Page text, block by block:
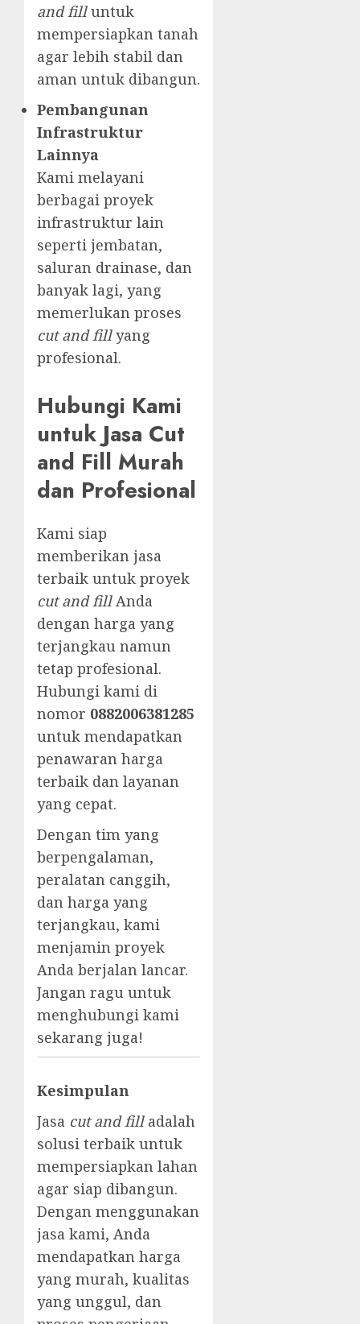
and filluntuk
mempersiapkan tanah
agar lebih stabil dan
aman untuk dibangun.
Pembangunan
Infrastruktur
Lainnya
Kami melayani
berbagai proyek
infrastruktur lain
seperti jembatan,
saluran drainase, dan
banyak lagi, yang
memerlukan proses
cut and fillyang
profesional.
Hubungi Kami
untuk Jasa Cut
and Fill Murah
dan Profesional
Kami siap
memberikan jasa
terbaik untuk proyek
cut and fillAnda
dengan harga yang
terjangkau namun
tetap profesional.
Hubungi kami di
nomor 0882006381285
untuk mendapatkan
penawaran harga
terbaik dan layanan
yang cepat.
Dengan tim yang
berpengalaman,
peralatan canggih,
dan harga yang
terjangkau, kami
menjamin proyek
Anda berjalan lancar.
Jangan ragu untuk
menghubungi kami
sekarang juga!
Kesimpulan
Jasa cut and filladalah
solusi terbaik untuk
mempersiapkan lahan
agar siap dibangun.
Dengan menggunakan
jasa kami, Anda
mendapatkan harga
yang murah, kualitas
yang unggul, dan